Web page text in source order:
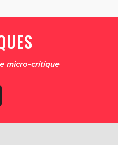
micro-critique